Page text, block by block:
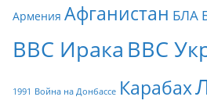
Армения Афганистан БЛА
ВВС Ирака ВВС
1991 Война на Донбассе Карабах